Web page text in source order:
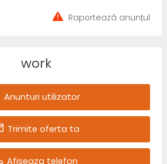
Raportează anunțul
work
Anunturi utilizator
Trimite oferta ta
Afiseaza telefon